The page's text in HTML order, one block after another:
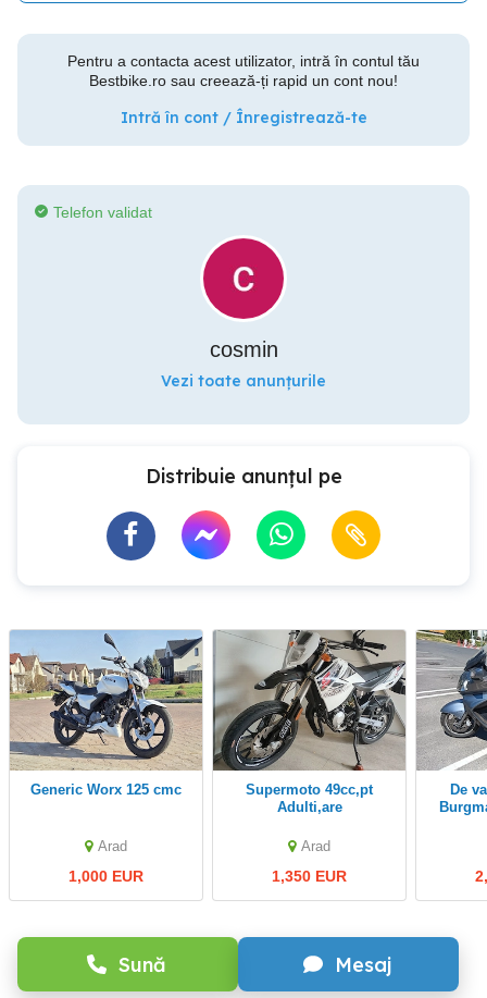
Pentru a contacta acest utilizator, intră în contul tău
Bestbike.ro sau creează-ți rapid un cont nou!
Intră în cont / Înregistrează-te
Sună Mesaj
Telefon validat
cosmin
Vezi toate anunțurile
Distribuie anunțul pe
Generic Worx 125 cmc
Arad
1,000 EUR
Supermoto 49cc,pt
Adulti,are
buna!
Arad
1,350 EUR
De vanzare Suzuki